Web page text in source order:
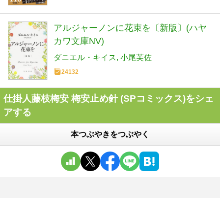
アルジャーノンに花束を〔新版〕(ハヤ
カワ文庫NV)
ダニエル・キイス 小尾芙佐
24132
仕掛人藤枝梅安 梅安止め針 (SPコミックス)をシェ
アする
本つぶやきをつぶやく